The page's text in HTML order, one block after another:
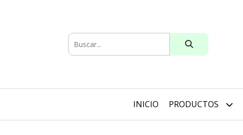
INICIO PRODUCTOS